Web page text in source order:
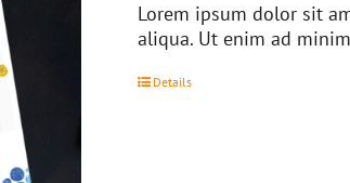
Lorem ipsum dolor sit
aliqua. Ut enim ad
Details